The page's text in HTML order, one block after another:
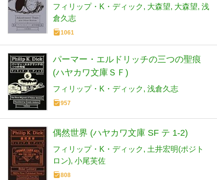
フィリップ・K・ディック 大森望 大森望 浅
倉久志
1061
パーマー・エルドリッチの三つの聖痕
(ハヤカワ文庫ＳＦ)
フィリップ・K・ディック 浅倉久志
957
偶然世界 (ハヤカワ文庫 SF テ 1-2)
フィリップ・K・ディック
土井宏明(ポジト
ロン) 小尾芙佐
808